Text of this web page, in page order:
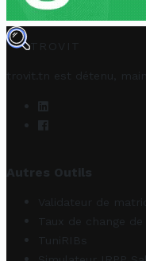
TROVIT
trovit.tn est détenu,
Autres Outils
Validateur de
Taux de change de
TuniRIBs